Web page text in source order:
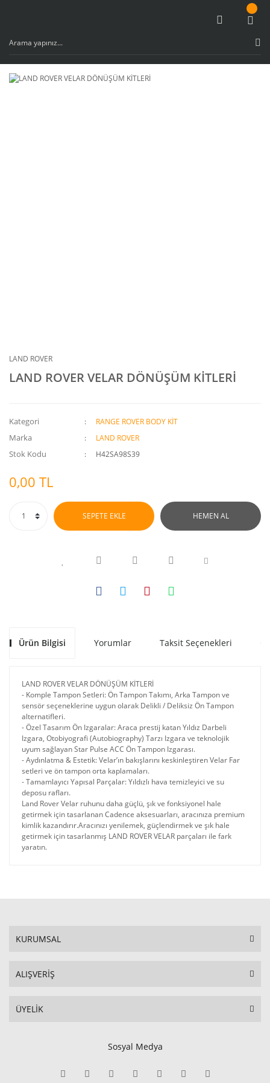
LAND ROVER
LAND ROVER VELAR DÖNÜŞÜM KİTLERİ
Kategori RANGE ROVER BODY KİT
Marka LAND ROVER
Stok Kodu H42SA98S39
0,00 TL
SEPETE EKLE HEMEN AL
Ürün Bilgisi Yorumlar Taksit Seçenekleri
LAND ROVER VELAR DÖNÜŞÜM KİTLERİ
- Komple Tampon Setleri: Ön Tampon Takımı, Arka Tampon ve
sensör seçeneklerine uygun olarak Delikli / Deliksiz Ön Tampon
alternatifleri.
- ​Özel Tasarım Ön Izgaralar: Araca prestij katan Yıldız Darbeli
Izgara, Otobiyografi (Autobiography) Tarzı Izgara ve teknolojik
uyum sağlayan Star Pulse ACC Ön Tampon Izgarası.
​- Aydınlatma & Estetik: Velar’ın bakışlarını keskinleştiren Velar Far
setleri ve ön tampon orta kaplamaları.
- ​Tamamlayıcı Yapısal Parçalar: Yıldızlı hava temizleyici ve su
deposu rafları.
Land Rover Velar ruhunu daha güçlü, şık ve fonksiyonel hale
getirmek için tasarlanan Cadence aksesuarları, aracınıza premium
kimlik kazandırır.Aracınızı yenilemek, güçlendirmek ve şık hale
getirmek için tasarlanmış LAND ROVER VELAR parçaları ile fark
yaratın.
KURUMSAL
ALIŞVERİŞ
ÜYELİK
Sosyal Medya